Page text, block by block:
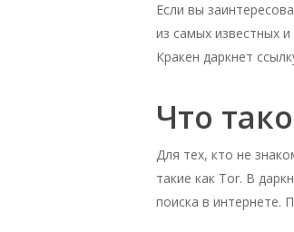
Если вы
из самых известных
Кракен даркнет
Что
Для тех, кто не
такие как Tor. В
поиска в интернете.